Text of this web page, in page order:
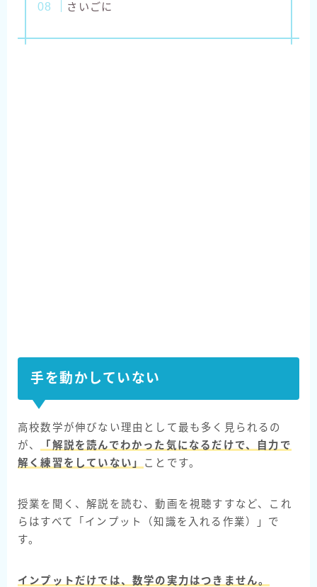
さいごに
手を動かしていない
高校数学が伸びない理由として最も多く見られるの
が、
「解説を読んでわかった気になるだけで、自力で
解く練習をしていない」
ことです。
授業を聞く、解説を読む、動画を視聴すすなど、これ
らはすべて「インプット（知識を入れる作業）」で
す。
インプットだけでは、数学の実力はつきません。